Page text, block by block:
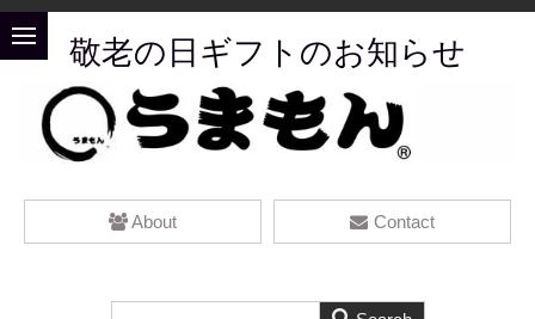
敬老の日ギフトのお知らせ
About Contact